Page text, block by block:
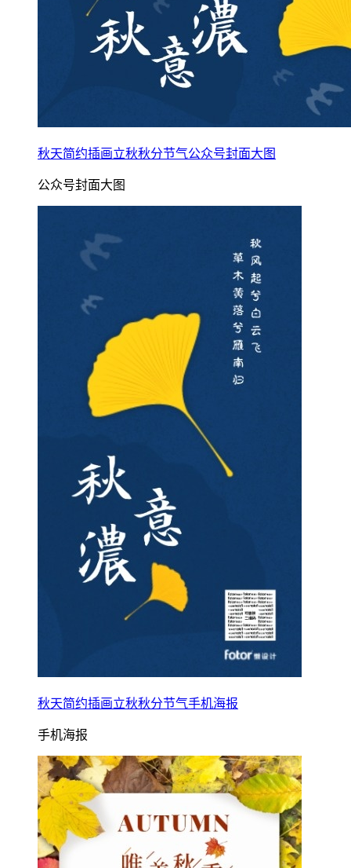
秋天简约插画立秋秋分节气公众号封面大图
公众号封面大图
秋天简约插画立秋秋分节气手机海报
手机海报